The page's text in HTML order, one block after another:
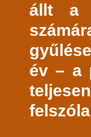
állt a
év – a